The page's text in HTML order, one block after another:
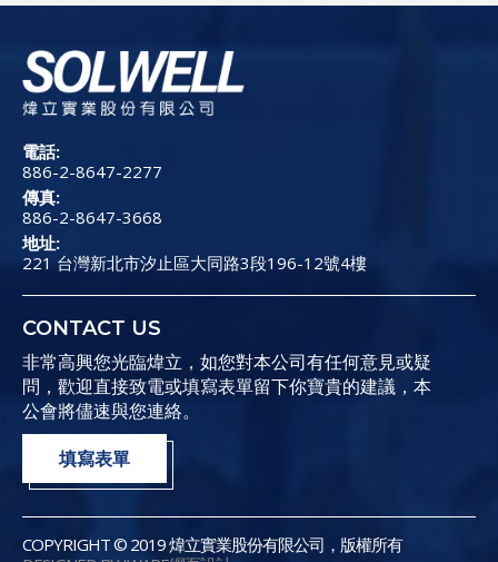
電話:
886-2-8647-2277
傳真:
886-2-8647-3668
地址:
221 台灣新北市汐止區大同路3段196-12號4樓
CONTACT US
非常高興您光臨煒立，如您對本公司有任何意見或疑
問，歡迎直接致電或填寫表單留下你寶貴的建議，本
公會將儘速與您連絡。
填寫表單
COPYRIGHT © 2019 煒立實業股份有限公司，版權所有